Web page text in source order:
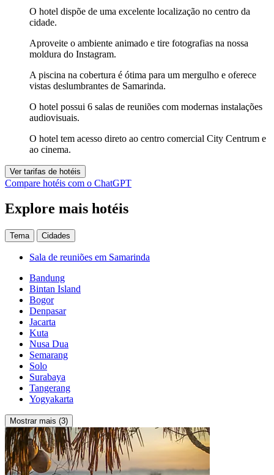
O hotel dispõe de uma excelente localização no centro da
cidade.
Aproveite o ambiente animado e tire fotografias na nossa
moldura do Instagram.
A piscina na cobertura é ótima para um mergulho e oferece
vistas deslumbrantes de Samarinda.
O hotel possui 6 salas de reuniões com modernas instalações
audiovisuais.
O hotel tem acesso direto ao centro comercial City Centrum e
ao cinema.
Ver tarifas de hotéis
Compare hotéis com o ChatGPT
Explore mais hotéis
Tema Cidades
Sala de reuniões em Samarinda
Bandung
Bintan Island
Bogor
Denpasar
Jacarta
Kuta
Nusa Dua
Semarang
Solo
Surabaya
Tangerang
Yogyakarta
Mostrar mais (3)